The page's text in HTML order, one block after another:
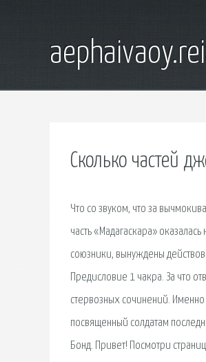
Сколько частей
Что со звуком, что за
часть «Мадагаскара»
союзники, вынуждены
Предисловие 1 чакра. За что
стервозных сочинений.
посвященный солдатам
Бонд. Привет! Посмотри